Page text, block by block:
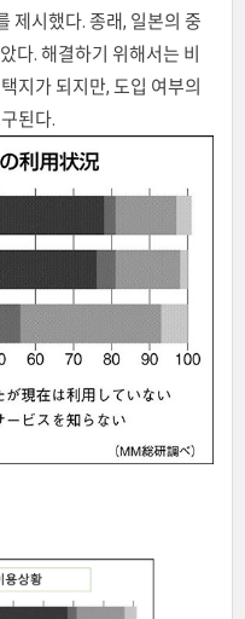
제시했다. 종래, 일본의 중
다. 해결하기 위해서는 비
지가 되지만, 도입 여부의
된다.